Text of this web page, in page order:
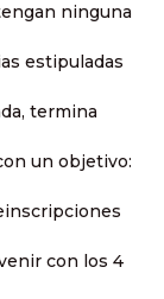
ninguna
estipuladas
termina
un objetivo:
con los 4